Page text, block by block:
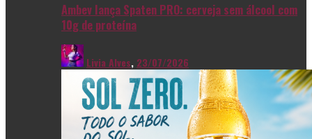
Ambev lança Spaten PRO: cerveja sem álcool com
10g de proteína
Livia Alves, 23/07/2026